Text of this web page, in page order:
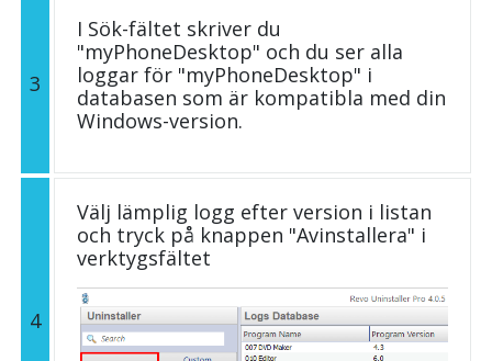
3
I Sök-fältet skriver du
"myPhoneDesktop" och du ser alla
loggar för "myPhoneDesktop" i
databasen som är kompatibla med din
Windows-version.
4
Välj lämplig logg efter version i listan
och tryck på knappen "Avinstallera" i
verktygsfältet